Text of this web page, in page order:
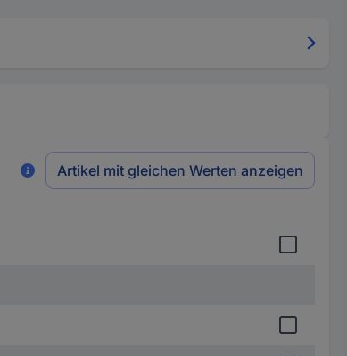
Artikel mit gleichen Werten anzeigen